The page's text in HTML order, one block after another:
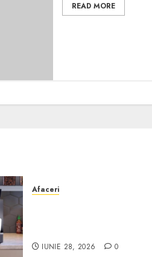
READ MORE
Afaceri
IUNIE 28, 2026 0